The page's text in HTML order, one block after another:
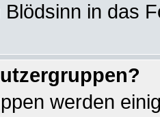
in das
werden